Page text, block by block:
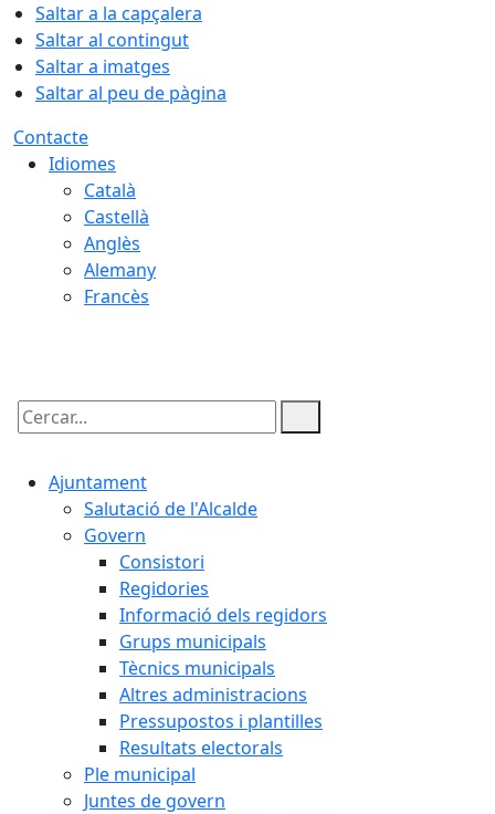
Saltar a la capçalera
Saltar al contingut
Saltar a imatges
Saltar al peu de pàgina
Contacte
Idiomes
Català
Castellà
Anglès
Alemany
Francès
Cercar:
Ajuntament
Salutació de l'Alcalde
Govern
Consistori
Regidories
Informació dels regidors
Grups municipals
Tècnics municipals
Altres administracions
Pressupostos i plantilles
Resultats electorals
Ple municipal
Juntes de govern